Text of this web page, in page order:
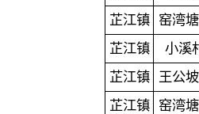
芷江镇
窑湾
芷江镇
小溪
芷江镇
王公
芷江镇
窑湾